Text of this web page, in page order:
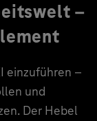
–
einzuführen –
und
Der Hebel